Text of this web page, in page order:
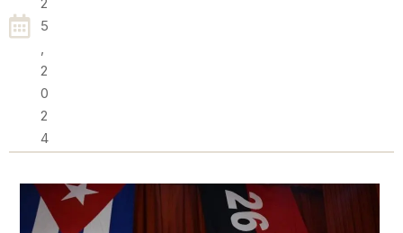
5
,
2
0
2
4